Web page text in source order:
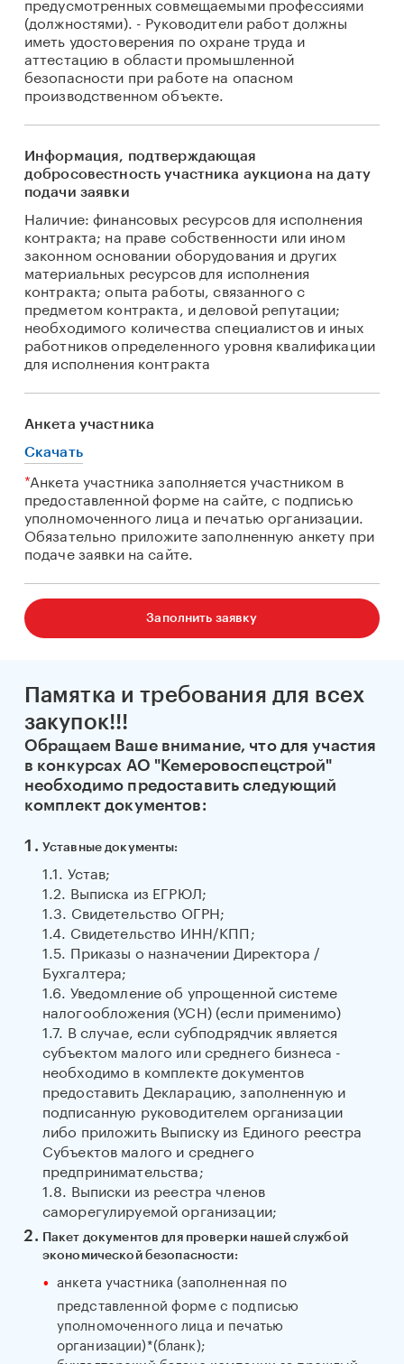
(должностями). - Руководители работ должны
иметь удостоверения по охране труда и
аттестацию в области промышленной
безопасности при работе на опасном
производственном объекте.
Информация, подтверждающая
добросовестность участника аукциона на дату
подачи заявки
Наличие: финансовых ресурсов для исполнения
контракта; на праве собственности или ином
законном основании оборудования и других
материальных ресурсов для исполнения
контракта; опыта работы, связанного с
предметом контракта, и деловой репутации;
необходимого количества специалистов и иных
работников определенного уровня квалификации
для исполнения контракта
Анкета участника
Скачать
*Анкета участника заполняется участником в
предоставленной форме на сайте, с подписью
уполномоченного лица и печатью организации.
Обязательно приложите заполненную анкету при
подаче заявки на сайте.
Заполнить заявку
Памятка и требования для всех
закупок!!!
Обращаем Ваше внимание, что для участия
в конкурсах АО "Кемеровоспецстрой"
необходимо предоставить следующий
комплект документов:
Уставные документы:
1.1. Устав;
1.2. Выписка из ЕГРЮЛ;
1.3. Свидетельство ОГРН;
1.4. Свидетельство ИНН/КПП;
1.5. Приказы о назначении Директора /
Бухгалтера;
1.6. Уведомление об упрощенной системе
налогообложения (УСН) (если применимо)
1.7. В случае, если субподрядчик является
субъектом малого или среднего бизнеса -
необходимо в комплекте документов
предоставить Декларацию, заполненную и
подписанную руководителем организации
либо приложить Выписку из Единого реестра
Субъектов малого и среднего
предпринимательства;
1.8. Выписки из реестра членов
саморегулируемой организации;
Пакет документов для проверки нашей службой
экономической безопасности:
анкета участника (заполненная по
представленной форме с подписью
уполномоченного лица и печатью
организации)*(бланк);